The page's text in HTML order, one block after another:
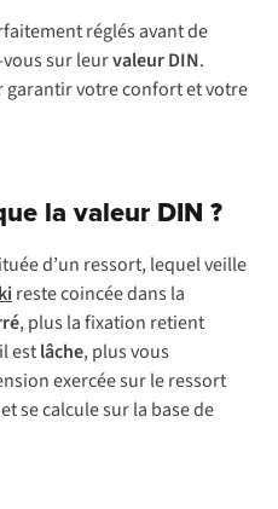
réglés avant de
sur leurvaleur DIN.
garantir votre confort et votre
la valeur DIN ?
d’un ressort,lequelveille
ki restecoincéedans la
,plus lafixation retient
ilestlâche,plusvous
nsionexercéesurleressort
et secalculesurla basede